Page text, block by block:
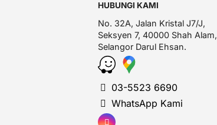
HUBUNGI KAMI
No. 32A, Jalan Kristal J7/J,
Seksyen 7, 40000 Shah Alam,
Selangor Darul Ehsan.
03-5523 6690
WhatsApp Kami